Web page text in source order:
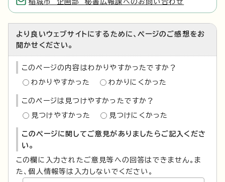
稲城市 企画部 秘書広報課へのお問い合わせ
より良いウェブサイトにするために、ページのご感想をお
聞かせください。
このページの内容はわかりやすかったですか？
わかりやすかった わかりにくかった
このページは見つけやすかったですか？
見つけやすかった 見つけにくかった
このページに関してご意見がありましたらご記入くださ
い。
この欄に入力されたご意見等への回答はできません。ま
た、個人情報等は入力しないでください。